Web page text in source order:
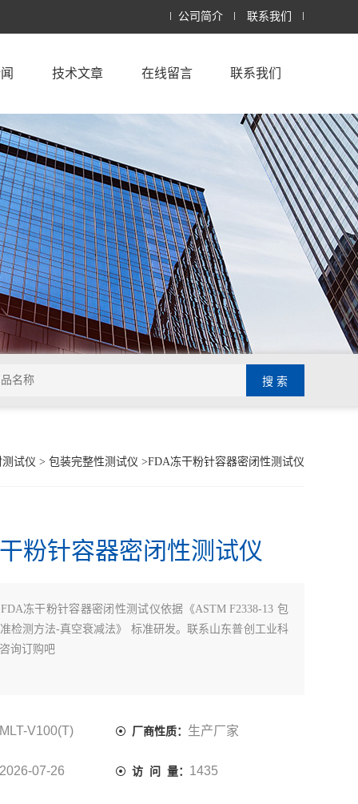
公司简介 联系我们
技术文章 在线留言 联系我们
测试仪 > 包装完整性测试仪 >FDA冻干粉针容器密闭性测试仪
粉针容器密闭性测试仪
FDA冻干粉针容器密闭性测试仪依据《ASTM F2338-13 包
检测方法-真空衰减法》 标准研发。联系山东普创工业科
询订购吧
MLT-V100(T) 厂商性质： 生产厂家
2026-07-26 访 问 量： 1435